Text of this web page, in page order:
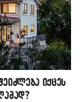
იქცეს